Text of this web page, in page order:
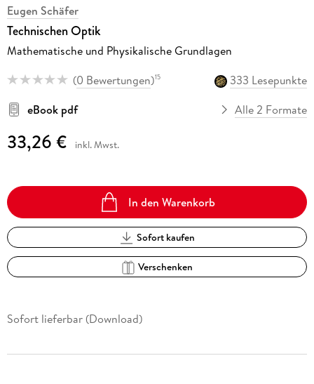
Eugen Schäfer
Technischen Optik
Mathematische und Physikalische Grundlagen
(0 Bewertungen)15
333 Lesepunkte
eBook pdf
Alle 2 Formate
33,26 € inkl. Mwst.
In den Warenkorb
Sofort kaufen
Verschenken
Sofort lieferbar (Download)